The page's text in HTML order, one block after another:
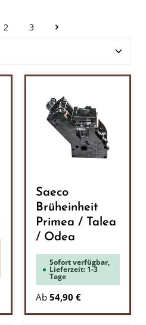
Seite
2 Seite
3
Saeco
Brüheinheit
Primea / Talea
/ Odea
Sofort verfügbar,
Lieferzeit: 1-3
Tage
Ab 54,90 €